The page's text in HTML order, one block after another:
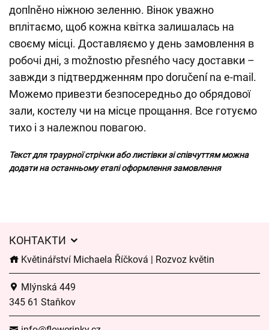
допlněно ніжною зеленню. Вінок уважно
вплітаємо, щоб кожна квітка залишалась на
своєму місці. Доставляємо у день замовлення в
робочі дні, з možnostю přesného часу доставки –
завжди з підтвердженням про doručení na e-mail.
Можемо привезти безпосередньо до обрядової
зали, костелу чи на місце прощання. Все готуємо
тихо і з належnou повагою.
Текст для траурної стрічки або листівки зі співчуттям можна
додати на останньому етапі оформлення замовлення
КОНТАКТИ
Květinářství Michaela Říčková | Rozvoz květin
Mlýnská 449
345 61 Staňkov